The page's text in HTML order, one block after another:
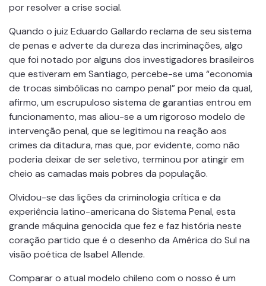
por resolver a crise social.
Quando o juiz Eduardo Gallardo reclama de seu sistema
de penas e adverte da dureza das incriminações, algo
que foi notado por alguns dos investigadores brasileiros
que estiveram em Santiago, percebe-se uma “economia
de trocas simbólicas no campo penal” por meio da qual,
afirmo, um escrupuloso sistema de garantias entrou em
funcionamento, mas aliou-se a um rigoroso modelo de
intervenção penal, que se legitimou na reação aos
crimes da ditadura, mas que, por evidente, como não
poderia deixar de ser seletivo, terminou por atingir em
cheio as camadas mais pobres da população.
Olvidou-se das lições da criminologia crítica e da
experiência latino-americana do Sistema Penal, esta
grande máquina genocida que fez e faz história neste
coração partido que é o desenho da América do Sul na
visão poética de Isabel Allende.
Comparar o atual modelo chileno com o nosso é um